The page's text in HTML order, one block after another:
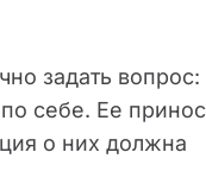
задать вопрос:
себе. Ее
о них должна